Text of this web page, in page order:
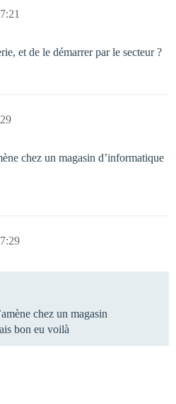
et de le démarrer par le secteur ?
chez un magasin d’informatique
chez un magasin
bon eu voilà